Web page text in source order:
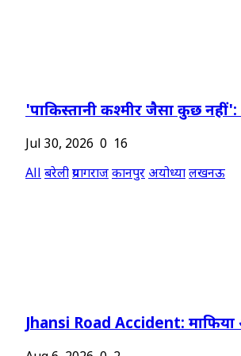
'पाकिस्तानी कश्मीर जैसा कुछ
Jul 30, 2026 0 16
Allबरेलीप्रयागराजकानपुरअयोध्यालखनऊ
Jhansi Road Accident: